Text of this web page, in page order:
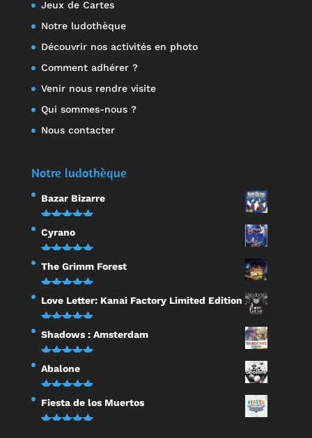
Jeux de Cartes
Notre ludothèque
Découvrir nos activités en photo
Comment adhérer ?
Venir nous rendre visite
Qui sommes-nous ?
Nous contacter
Notre ludothèque
Bazar Bizarre
Note5.00
sur 5
Cyrano
Note5.00
sur 5
The Grimm Forest
Note 5.00
sur 5
Love Letter: Kanai Factory Limited Edition
Note5.00
sur 5
Shadows : Amsterdam
Note5.00
sur 5
Abalone
Note5.00
sur 5
Fiesta de los Muertos